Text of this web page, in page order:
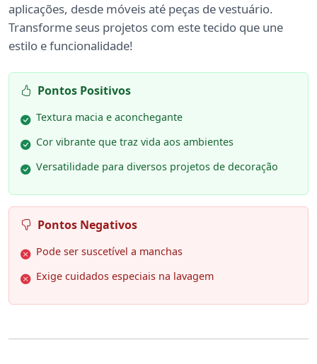
aplicações, desde móveis até peças de vestuário.
Transforme seus projetos com este tecido que une
estilo e funcionalidade!
Pontos Positivos
Textura macia e aconchegante
Cor vibrante que traz vida aos ambientes
Versatilidade para diversos projetos de decoração
Pontos Negativos
Pode ser suscetível a manchas
Exige cuidados especiais na lavagem